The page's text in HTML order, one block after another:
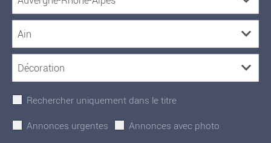
Rechercher uniquement dans le titre
Annonces urgentes
Annonces avec photo